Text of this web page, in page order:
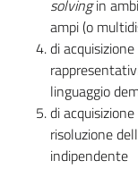
solvingin
ampi (o
di
linguaggio
di
risoluzione
indipendente